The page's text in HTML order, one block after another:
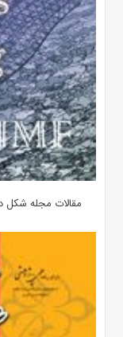
مقالات مجله شکل دهی مواد،